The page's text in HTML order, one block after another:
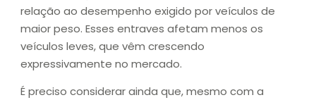
relação ao desempenho exigido por veículos de
maior peso. Esses entraves afetam menos os
veículos leves, que vêm crescendo
expressivamente no mercado.
É preciso considerar ainda que, mesmo com a